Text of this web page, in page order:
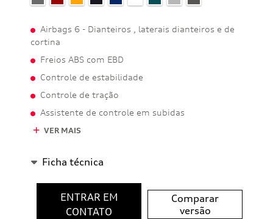
Airbags 6 - Dianteiros , laterais dianteiros e de
cortina
Freios ABS com EBD
Controle de estabilidade
Controle de tração
Assistente de controle em subidas
VER MAIS
Ficha técnica
ENTRAR EM
CONTATO
Comparar
versão